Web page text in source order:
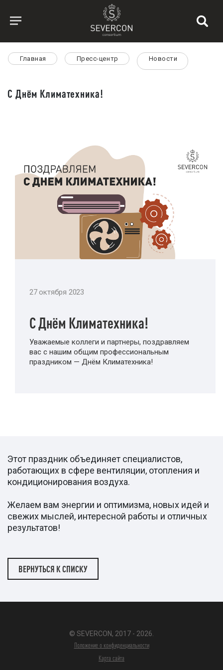
Главная Пресс-центр Новости
С Днём Климатехника!
27 октября 2023
С Днём Климатехника!
Уважаемые коллеги и партнеры, поздравляем
вас с нашим общим профессиональным
праздником — Днём Климатехника!
Этот праздник объединяет специалистов,
работающих в сфере вентиляции, отопления и
кондиционирования воздуха.
Желаем вам энергии и оптимизма, новых идей и
свежих мыслей, интересной работы и отличных
результатов!
ВЕРНУТЬСЯ К СПИСКУ
© SEVERCON, 2017 - 2026.
Положение о конфиденциальности
Карта сайта